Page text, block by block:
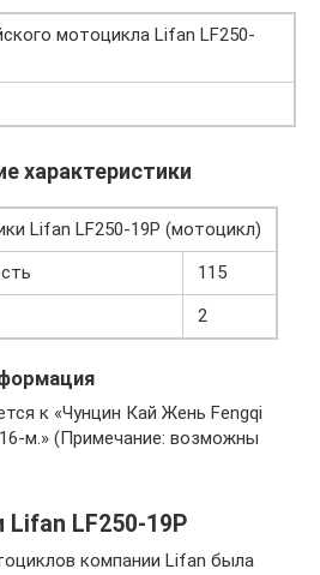
мотоцикла Lifan LF250-
характеристики
Lifan LF250-19P (мотоцикл)
115
2
к «Чунцин Кай Жень Fengqi
м.» (Примечание: возможны
Lifan LF250-19P
компании Lifan была